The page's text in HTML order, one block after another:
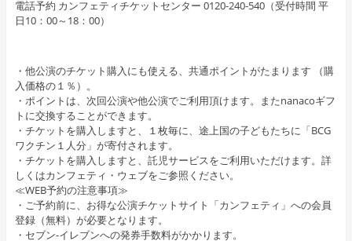
電話予約 カンフェティチケットセンター 0120-240-540（受付時間 平
日10：00～18：00）
・他公演のチケット購入にも使える、共通ポイントがたまります （購
入価格の１％）。
・ポイントは、次回公演や他公演でご利用頂けます。またnanacoギフ
トに交換することができます。
・チケットを購入しますと、１枚毎に、途上国の子どもたちに「BCG
ワクチン１人分」が寄付されます。
・チケットを購入しますと、託児サービスをご利用いただけます。詳
しくはカンフェティ・ウェブをご参照ください。
≪WEB予約の注意事項≫
・ご予約前に、お得な公演チケットサイト「カンフェティ」への会員
登録（無料）が必要となります。
・セブン-イレブンへの発券手数料がかかります。